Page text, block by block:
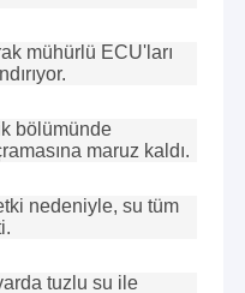
mühürlü ECU'ları
bölümünde
maruz kaldı.
nedeniyle, su tüm
tuzlu su ile